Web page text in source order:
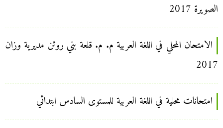
الصويرة 2017
الامتحان المحلي في اللغة العربية م. م. قلعة بني روثن مديرية وزان
2017
امتحانات محلية في اللغة العربية للمستوى السادس ابتدائي